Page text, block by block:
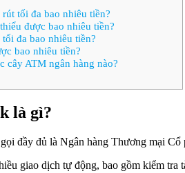
tối đa bao nhiêu tiền?
được bao nhiêu tiền?
đa bao nhiêu tiền?
bao nhiêu tiền?
cây ATM ngân hàng nào?
là gì?
đầy đủ là Ngân hàng Thương mại
giao dịch tự động, bao gồm kiểm